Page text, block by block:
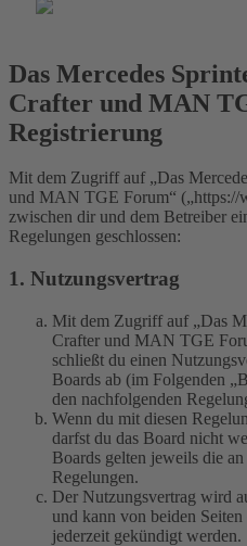
Das Mercedes
Crafter und MAN
Registrierung
Mit dem Zugriff auf „Das
und MAN TGE Forum“
zwischen dir und dem Betreiber
Regelungen geschlossen:
1. Nutzungsvertrag
Mit dem Zugriff auf „Das
Crafter und MAN TGE
schließt du einen
Boards ab (im Folgenden
den nachfolgenden
Wenn du mit diesen
darfst du das Board nicht
Boards gelten jeweils die
Regelungen.
Der Nutzungsvertrag wird
und kann von beiden
jederzeit gekündigt werden.